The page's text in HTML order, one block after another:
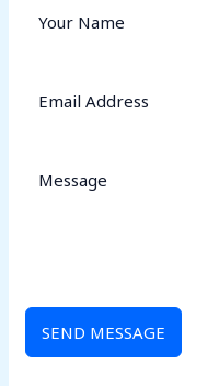
SEND MESSAGE